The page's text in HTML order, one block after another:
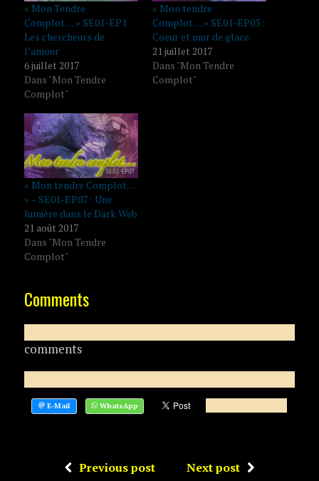
« Mon Tendre
Complot… » SE01-EP1 :
Les chercheurs de
l’amour
6 juillet 2017
Dans "Mon Tendre
Complot"
« Mon tendre
Complot… » SE01-EP03 :
Coeur et mur de glace.
21 juillet 2017
Dans "Mon Tendre
Complot"
« Mon tendre Complot…
» – SE01-EP07 : Une
lumière dans le Dark Web
21 août 2017
Dans "Mon Tendre
Complot"
Comments
comments
Previous post Next post